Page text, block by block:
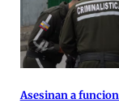
Asesinan a